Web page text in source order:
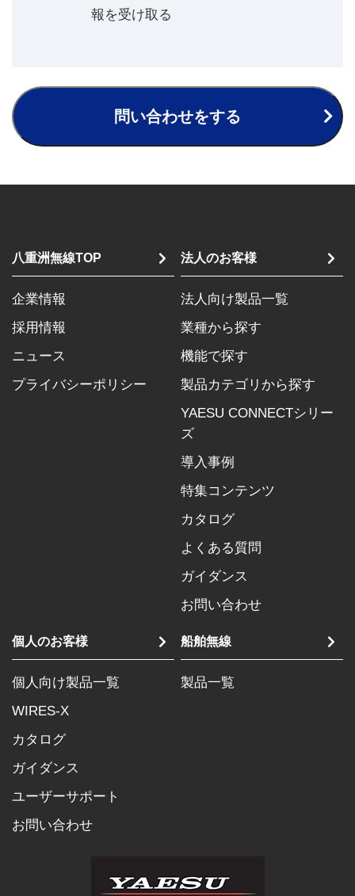
報を受け取る
問い合わせをする
八重洲無線TOP
企業情報
採用情報
ニュース
プライバシーポリシー
法人のお客様
法人向け製品一覧
業種から探す
機能で探す
製品カテゴリから探す
YAESU CONNECTシリー
ズ
導入事例
特集コンテンツ
カタログ
よくある質問
ガイダンス
お問い合わせ
個人のお客様
個人向け製品一覧
WIRES-X
カタログ
ガイダンス
ユーザーサポート
お問い合わせ
船舶無線
製品一覧